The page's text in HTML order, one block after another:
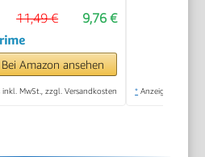
für PC Laptop
Streaming
Konferenz
Unterricht
9,76 €
11,49 €
Bei Amazon ansehen
inkl. MwSt., zzgl. Versandkosten * Anzeige